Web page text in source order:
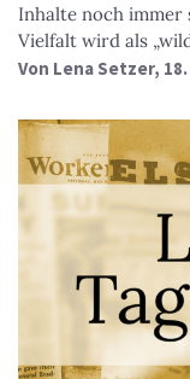
Inhalte noch
Vielfalt wird als
Von Lena Setzer,